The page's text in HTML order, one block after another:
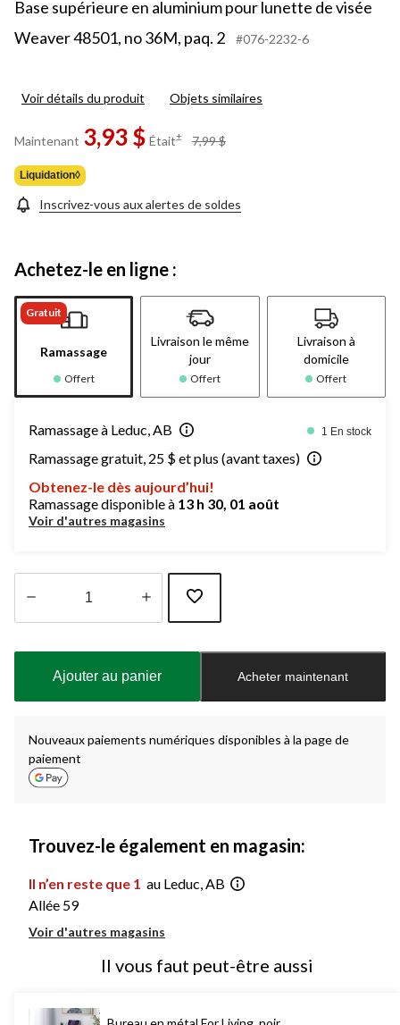
Base supérieure en aluminium pour lunette de visée
Weaver 48501, no 36M, paq. 2
#076-2232-6
Voir détails du produit Objets similaires
Maintenant 3,93 $ Était± 7,99 $
Liquidation◊
Inscrivez-vous aux alertes de soldes
Achetez-le en ligne :
Gratuit
Ramassage
Offert
Livraison le même
jour
Offert
Livraison à
domicile
Offert
Ramassage à Leduc, AB 1 En stock
Ramassage gratuit, 25 $ et plus (avant taxes)
Obtenez-le dès aujourd’hui!
Ramassage disponible à 13 h 30, 01 août
Voir d'autres magasins
à
Ajouter au panier Acheter maintenant
Nouveaux paiements numériques disponibles à la page de
paiement
Trouvez-le également en magasin:
Il n’en reste que 1 au Leduc, AB
Allée 59
Voir d'autres magasins
Il vous faut peut-être aussi